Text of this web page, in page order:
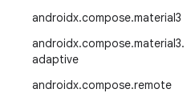
androidx.compose.material3
androidx.compose.material3.
adaptive
androidx.compose.remote